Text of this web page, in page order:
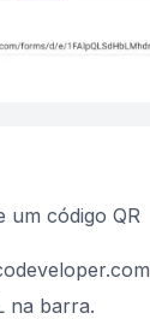
um código QR
na barra.